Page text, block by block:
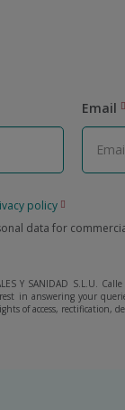
Email
policy
data for
Y SANIDAD S.L.U.
in answering your
of access,